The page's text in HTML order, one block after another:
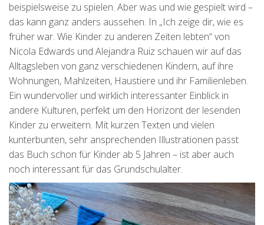
beispielsweise zu spielen. Aber was und wie gespielt wird –
das kann ganz anders aussehen. In „Ich zeige dir, wie es
früher war. Wie Kinder zu anderen Zeiten lebten“ von
Nicola Edwards und Alejandra Ruiz schauen wir auf das
Alltagsleben von ganz verschiedenen Kindern, auf ihre
Wohnungen, Mahlzeiten, Haustiere und ihr Familienleben.
Ein wundervoller und wirklich interessanter Einblick in
andere Kulturen, perfekt um den Horizont der lesenden
Kinder zu erweitern. Mit kurzen Texten und vielen
kunterbunten, sehr ansprechenden Illustrationen passt
das Buch schon für Kinder ab 5 Jahren – ist aber auch
noch interessant für das Grundschulalter.